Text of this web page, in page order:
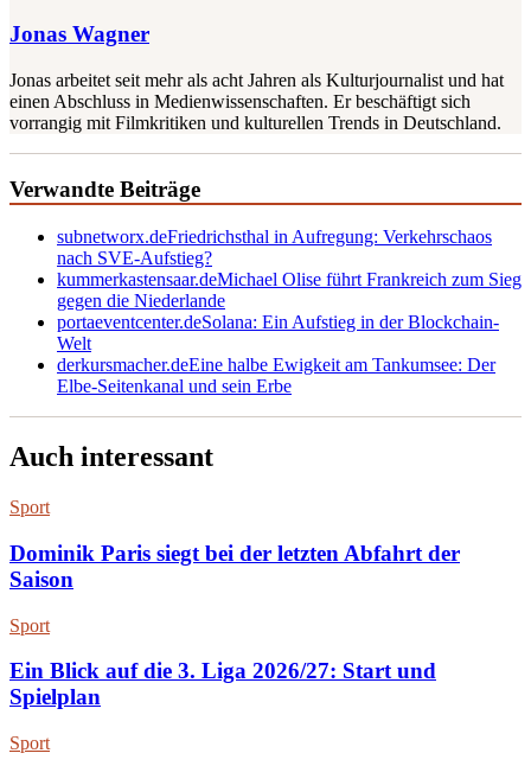
Jonas Wagner
Jonas arbeitet seit mehr als acht Jahren als Kulturjournalist und hat
einen Abschluss in Medienwissenschaften. Er beschäftigt sich
vorrangig mit Filmkritiken und kulturellen Trends in Deutschland.
Verwandte Beiträge
subnetworx.deFriedrichsthal in Aufregung: Verkehrschaos
nach SVE-Aufstieg?
kummerkastensaar.deMichael Olise führt Frankreich zum Sieg
gegen die Niederlande
portaeventcenter.deSolana: Ein Aufstieg in der Blockchain-
Welt
derkursmacher.deEine halbe Ewigkeit am Tankumsee: Der
Elbe-Seitenkanal und sein Erbe
Auch interessant
Sport
Dominik Paris siegt bei der letzten Abfahrt der
Saison
Sport
Ein Blick auf die 3. Liga 2026/27: Start und
Spielplan
Sport